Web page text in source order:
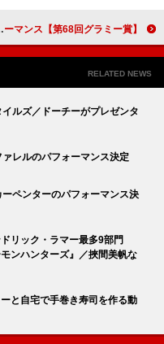
【第68回グラミー賞】ローリン・ヒル／ポスト・マローン／スラッシュらが追悼コーナーでパフォーマンス
RELATED NEWS
ルズ／ドーチーがプレゼンタ
ァレルのパフォーマンス決定
ーペンターのパフォーマンス決
ドリック・ラマー最多9部門
ンハンターズ』／挾間美帆な
と自宅で手巻き寿司を作る動